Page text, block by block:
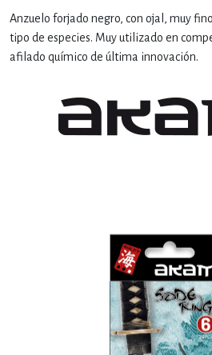
Anzuelo forjado negro, con ojal, muy
tipo de especies. Muy utilizado en
afilado químico de última innovación.